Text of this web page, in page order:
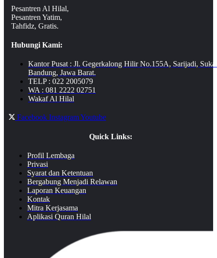
Pesantren Al Hilal,
Pesantren Yatim,
Tahfidz, Gratis.
Hubungi Kami:
Kantor Pusat : Jl. Gegerkalong Hilir No.155A, Sarijadi,
Bandung, Jawa Barat.
TELP : 022 2005079
WA : 081 2222 02751
Wakaf Al Hilal
Facebook InstagramYoutube
Quick Links:
Profil Lembaga
Privasi
Syarat dan Ketentuan
Bergabung Menjadi Relawan
Laporan Keuangan
Kontak
Mitra Kerjasama
Aplikasi Quran Hilal